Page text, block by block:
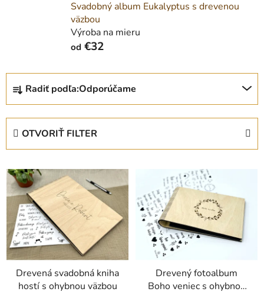
Svadobný album Eukalyptus s drevenou
väzbou
Výroba na mieru
od €32
R
d
e
p
r
o
d
u
k
Radiť podľa:Odporúčame
OTVORIŤ FILTER
V
ý
p
s
p
r
Drevená svadobná kniha
hostí s ohybnou väzbou
Drevený fotoalbum
Boho veniec s ohybnou